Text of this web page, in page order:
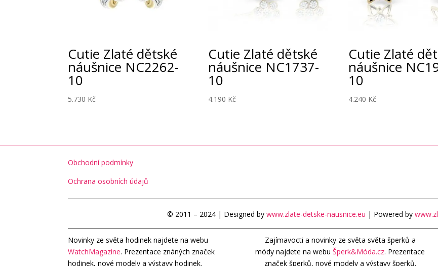
Cutie Zlaté dětské
náušnice NC2262-
10
5.730 Kč
Cutie Zlaté dětské
náušnice NC1737-
10
4.190 Kč
Cutie Zlaté
náušnice
10
4.240 Kč
Obchodní podmínky
Ochrana osobních údajů
© 2011 – 2024 | Designed by www.zlate-detske-nausnice.eu | Powered by
Novinky ze světa hodinek najdete na webu
WatchMagazine. Prezentace znáných značek
hodinek, nové modely a výstavy hodinek.
Zajímavocti a novinky ze světa světa šperků a
módy najdete na webuŠperk&Móda.cz. Prezentace
značek šperků, nové modely a výstavy šperků.